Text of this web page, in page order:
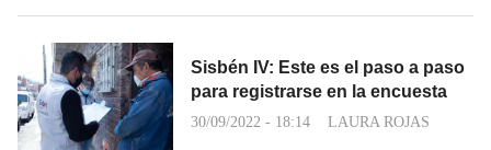
Sisbén IV: Este es el paso a paso
para registrarse en la encuesta
30/09/2022 - 18:14 LAURA ROJAS